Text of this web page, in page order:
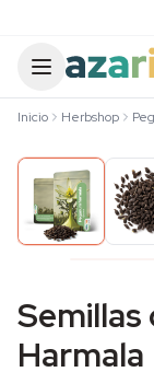
Inicio Herbshop
Semillas
Harmala